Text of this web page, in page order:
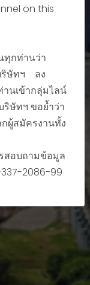
on this
กท่านว่า
ริษัทฯ ลง
นเข้ากลุ่มไลน์
ริษัทฯ ขอย้ำว่า
กผู้สมัครงานทั้ง
บถามข้อมูล
2086-99